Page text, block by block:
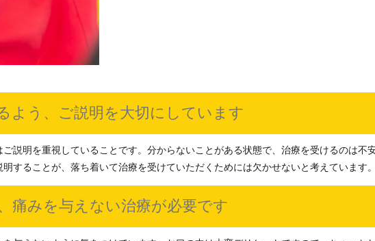
よう、ご説明を大切にしています
説明を重視していることです。分からないことがある状態で、治療を受けるのは不
することが、落ち着いて治療を受けていただくためには欠かせないと考えています。
痛みを与えない治療が必要です